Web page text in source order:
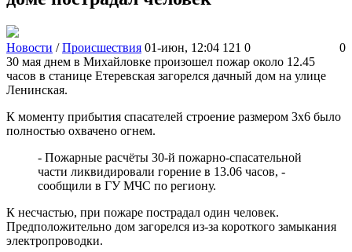
Новости /Происшествия 01-июн, 12:04 121 0
0
30 мая днем в Михайловке произошел пожар около 12.45
часов в станице Етеревская загорелся дачный дом на улице
Ленинская.
К моменту прибытия спасателей строение размером 3х6 было
полностью охвачено огнем.
- Пожарные расчёты 30-й пожарно-спасательной
части ликвидировали горение в 13.06 часов, -
сообщили в ГУ МЧС по региону.
К несчастью, при пожаре пострадал один человек.
Предположительно дом загорелся из-за короткого замыкания
электропроводки.